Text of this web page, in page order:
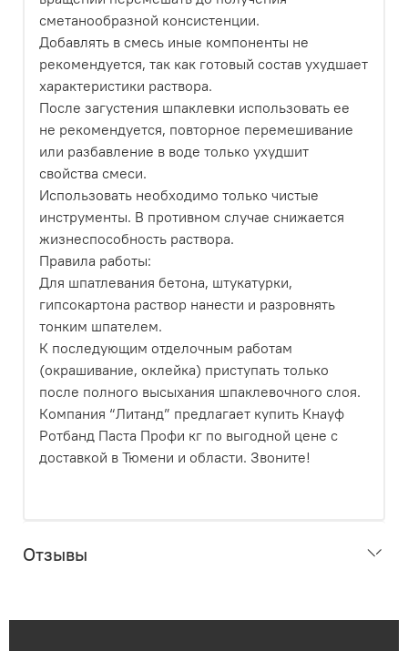
сметанообразной консистенции.
Добавлять в смесь иные компоненты не
рекомендуется, так как готовый состав ухудшает
характеристики раствора.
После загустения шпаклевки использовать ее
не рекомендуется, повторное перемешивание
или разбавление в воде только ухудшит
свойства смеси.
Использовать необходимо только чистые
инструменты. В противном случае снижается
жизнеспособность раствора.
Правила работы:
Для шпатлевания бетона, штукатурки,
гипсокартона раствор нанести и разровнять
тонким шпателем.
К последующим отделочным работам
(окрашивание, оклейка) приступать только
после полного высыхания шпаклевочного слоя.
Компания “Литанд” предлагает купить Кнауф
Ротбанд Паста Профи кг по выгодной цене с
доставкой в Тюмени и области. Звоните!
Отзывы